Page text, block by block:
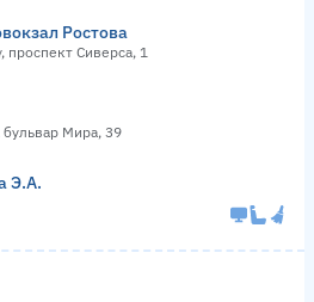
Ростова
проспект Сиверса, 1
Мира, 39
Э.А.